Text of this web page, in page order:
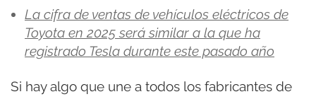
La cifra de ventas de vehículos eléctricos de
Toyota en 2025 será similar a la que ha
registrado Tesla durante este pasado año
Si hay algo que une a todos los fabricantes de